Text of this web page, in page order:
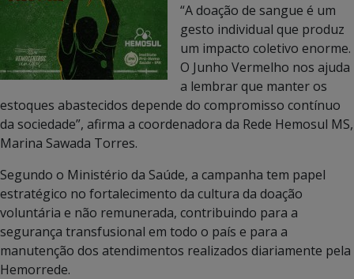
“A doação de sangue é um
gesto individual que produz
um impacto coletivo enorme.
O Junho Vermelho nos ajuda
a lembrar que manter os
estoques abastecidos depende do compromisso contínuo
da sociedade”, afirma a coordenadora da Rede Hemosul MS,
Marina Sawada Torres.
Segundo o Ministério da Saúde, a campanha tem papel
estratégico no fortalecimento da cultura da doação
voluntária e não remunerada, contribuindo para a
segurança transfusional em todo o país e para a
manutenção dos atendimentos realizados diariamente pela
Hemorrede.